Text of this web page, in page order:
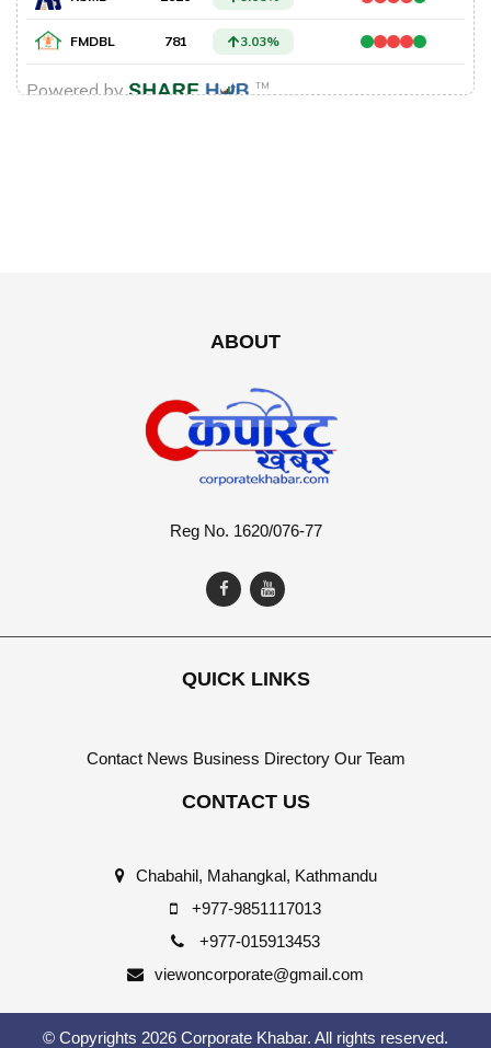
ABOUT
Reg No. 1620/076-77
QUICK LINKS
Contact News Business Directory Our Team
CONTACT US
Chabahil, Mahangkal, Kathmandu
+977-9851117013
+977-015913453
viewoncorporate@gmail.com
© Copyrights 2026 Corporate Khabar. All rights reserved.